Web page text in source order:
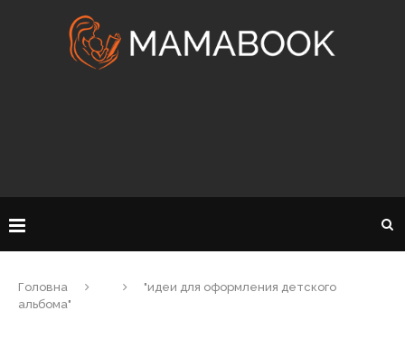
Головна
"идеи для оформления детского
альбома"